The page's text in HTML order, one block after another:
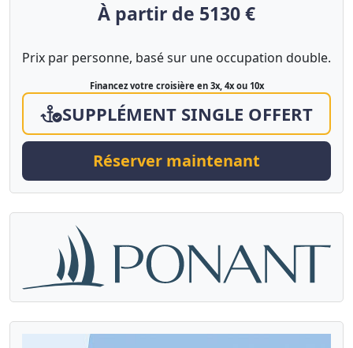
À partir de 5130 €
Prix par personne, basé sur une occupation double.
Financez votre croisière en 3x, 4x ou 10x
SUPPLÉMENT SINGLE OFFERT
Réserver maintenant